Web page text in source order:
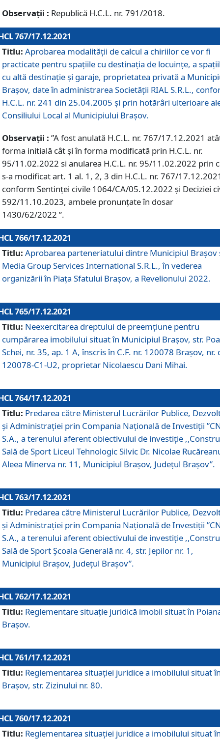
Observații : Republică H.C.L. nr. 791/2018.
767/17.12.2021
Titlu: Aprobarea modalității de calcul a chiriilor ce vor fi
practicate pentru spaţiile cu destinaţia de locuinţe, a
cu altă destinaţie şi garaje, proprietatea privată a
Braşov, date în administrarea Societăţii RIAL S.R.L.,
H.C.L. nr. 241 din 25.04.2005 și prin hotărâri ulterioare
Consiliului Local al Municipiului Braşov.
Observații : ”A fost anulată H.C.L. nr. 767/17.12.2021
forma initială cât și în forma modificată prin H.C.L. nr.
95/11.02.2022 si anularea H.C.L. nr. 95/11.02.2022 prin
s-a modificat art. 1 al. 1, 2, 3 din H.C.L. nr. 767/
conform Sentinței civile 1064/CA/05.12.2022 și Deciziei
592/11.10.2023, ambele pronunțate în dosar
1430/62/2022 ”.
766/17.12.2021
Titlu: Aprobarea parteneriatului dintre Municipiul Brașov
Media Group Services International S.R.L., în vederea
organizării în Piața Sfatului Brașov, a Revelionului 2022.
765/17.12.2021
Titlu: Neexercitarea dreptului de preemţiune pentru
cumpărarea imobilului situat în Municipiul Braşov, str.
Schei, nr. 35, ap. 1 A, înscris în C.F. nr. 120078 Brașov, nr.
120078-C1-U2, proprietar Nicolaescu Dani Mihai.
764/17.12.2021
Titlu: Predarea către Ministerul Lucrărilor Publice,
și Administrației prin Compania Naţională de Investiţii
S.A., a terenului aferent obiectivului de investiţie
Sală de Sport Liceul Tehnologic Silvic Dr. Nicolae
Aleea Minerva nr. 11, Municipiul Brașov, Județul Brașov”.
763/17.12.2021
Titlu: Predarea către Ministerul Lucrărilor Publice,
și Administrației prin Compania Naţională de Investiţii
S.A., a terenului aferent obiectivului de investiție
Sală de Sport Școala Generală nr. 4, str. Jepilor nr. 1,
Municipiul Brașov, Județul Brașov”.
762/17.12.2021
Titlu: Reglementare situație juridică imobil situat în
Brașov.
761/17.12.2021
Titlu: Reglementarea situației juridice a imobilului situat
Brașov, str. Zizinului nr. 80.
760/17.12.2021
Titlu: Reglementarea situației juridice a imobilului situat